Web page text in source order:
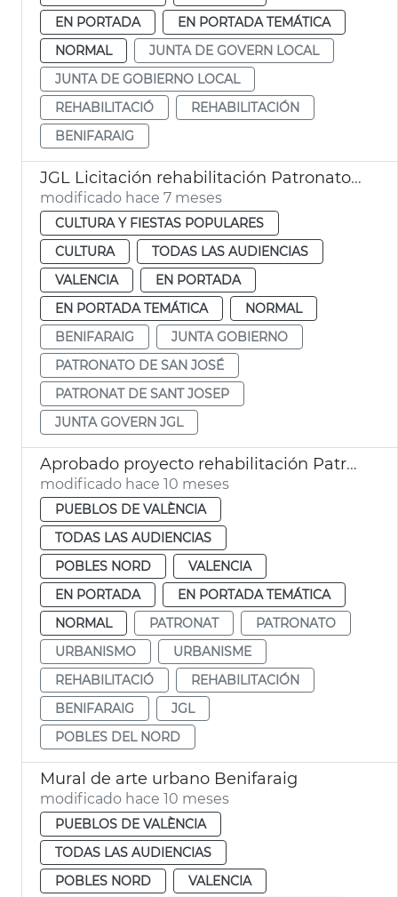
EN PORTADA
EN PORTADA TEMÁTICA
NORMAL
JUNTA DE GOVERN LOCAL
JUNTA DE GOBIERNO LOCAL
REHABILITACIÓ
REHABILITACIÓN
BENIFARAIG
JGL Licitación rehabilitación Patronato San José València
modificado hace 7 meses
CULTURA Y FIESTAS POPULARES
CULTURA
TODAS LAS AUDIENCIAS
VALENCIA
EN PORTADA
EN PORTADA TEMÁTICA
NORMAL
BENIFARAIG
JUNTA GOBIERNO
PATRONATO DE SAN JOSÉ
PATRONAT DE SANT JOSEP
JUNTA GOVERN JGL
Aprobado proyecto rehabilitación Patronato Benifaraig
modificado hace 10 meses
PUEBLOS DE VALÈNCIA
TODAS LAS AUDIENCIAS
POBLES NORD
VALENCIA
EN PORTADA
EN PORTADA TEMÁTICA
NORMAL
PATRONAT
PATRONATO
URBANISMO
URBANISME
REHABILITACIÓ
REHABILITACIÓN
BENIFARAIG
JGL
POBLES DEL NORD
Mural de arte urbano Benifaraig
modificado hace 10 meses
PUEBLOS DE VALÈNCIA
TODAS LAS AUDIENCIAS
POBLES NORD
VALENCIA